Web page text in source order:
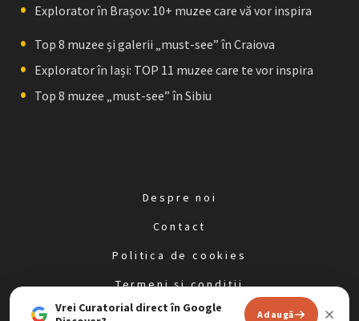
Explorator în Brașov: 10+ muzee care vă vor inspira
Top 8 muzee și galerii „must-see” în Craiova
Explorator în Iași: TOP 11 muzee care te vor inspira
Top 8 muzee „must-see” în Sibiu
Despre noi
Contact
Politica de cookies
Termeni și condiții
Politica de confidențialitate
Vrei Curatorial direct în Google
Adaugă